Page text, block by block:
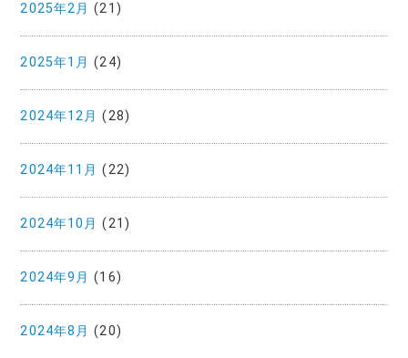
2025年2月 (21)
2025年1月 (24)
2024年12月 (28)
2024年11月 (22)
2024年10月 (21)
2024年9月 (16)
2024年8月 (20)